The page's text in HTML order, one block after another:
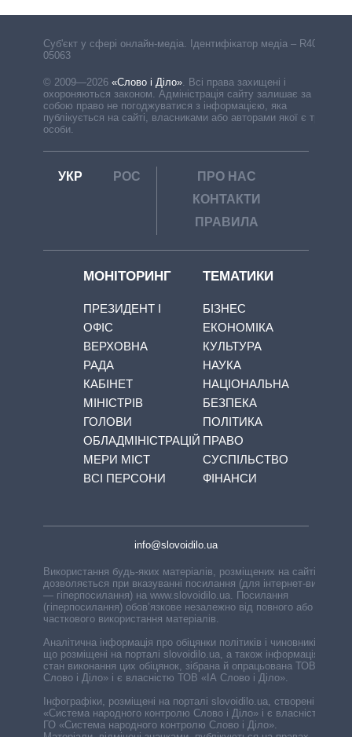
Cуб'єкт у сфері онлайн-медіа. Ідентифікатор медіа – R40-
05063
© 2009—2026 «Слово і Діло». Всі права захищені і
охороняються законом. Адміністрація сайту залишає за
собою право не погоджуватися з інформацією, яка
публікується на сайті, власниками або авторами якої є треті
особи.
УКР РОС
ПРО НАС
КОНТАКТИ
ПРАВИЛА
МОНІТОРИНГ
ПРЕЗИДЕНТ І
ОФІС
ВЕРХОВНА
РАДА
КАБІНЕТ
МІНІСТРІВ
ГОЛОВИ
ОБЛАДМІНІСТРАЦІЙ
МЕРИ МІСТ
ВСІ ПЕРСОНИ
ТЕМАТИКИ
БІЗНЕС
ЕКОНОМІКА
КУЛЬТУРА
НАУКА
НАЦІОНАЛЬНА
БЕЗПЕКА
ПОЛІТИКА
ПРАВО
СУСПІЛЬСТВО
ФІНАНСИ
info@slovoidilo.ua
Використання будь-яких матеріалів, розміщених на сайті,
дозволяється при вказуванні посилання (для інтернет-видань
— гіперпосилання) на www.slovoidilo.ua. Посилання
(гіперпосилання) обов’язкове незалежно від повного або
часткового використання матеріалів.
Аналітична інформація про обіцянки політиків і чиновників,
що розміщені на порталі slovoidilo.ua, а також інформація про
стан виконання цих обіцянок, зібрана й опрацьована ТОВ «ІА
Слово і Діло» і є власністю ТОВ «ІА Слово і Діло».
Інфографіки, розміщені на порталі slovoidilo.ua, створені ГО
«Система народного контролю Слово і Діло» і є власністю
ГО «Система народного контролю Слово і Діло».